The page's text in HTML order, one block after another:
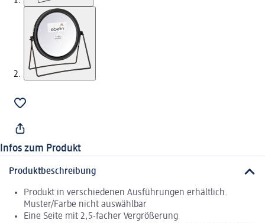
Infos zum Produkt
Produktbeschreibung
Produkt in verschiedenen Ausführungen erhältlich.
Muster/Farbe nicht auswählbar
Eine Seite mit 2,5-facher Vergrößerung